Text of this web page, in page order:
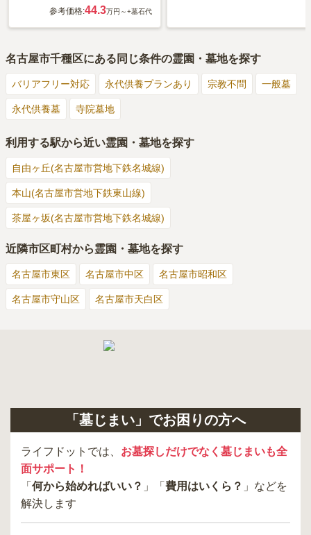
参考価格:44.3万円～+墓石代
名古屋市千種区にある同じ条件の霊園・墓地を探す
バリアフリー対応 永代供養プランあり 宗教不問 一般墓
永代供養墓 寺院墓地
利用する駅から近い霊園・墓地を探す
自由ヶ丘(名古屋市営地下鉄名城線)
本山(名古屋市営地下鉄東山線)
茶屋ヶ坂(名古屋市営地下鉄名城線)
近隣市区町村から霊園・墓地を探す
名古屋市東区 名古屋市中区 名古屋市昭和区
名古屋市守山区 名古屋市天白区
「墓じまい」でお困りの方へ
ライフドットでは、 お墓探しだけでなく墓じまいも全
面サポート！
「 何から始めればいい？ 」「 費用はいくら？ 」などを
解決します